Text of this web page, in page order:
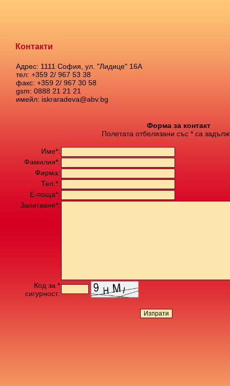
Контакти
Адрес: 1111 София, ул. "Лидице" 16А
тел: +359 2/ 967 53 38
факс: +359 2/ 967 30 58
gsm: 0888 21 21 21
имейл: iskraradeva@abv.bg
Форма за контакт
Полетата отбелязани със * са
Име*:
Фамилия*:
Фирма:
Тел.*:
Е-поща*:
Запитване*:
Код за *
сигурност: